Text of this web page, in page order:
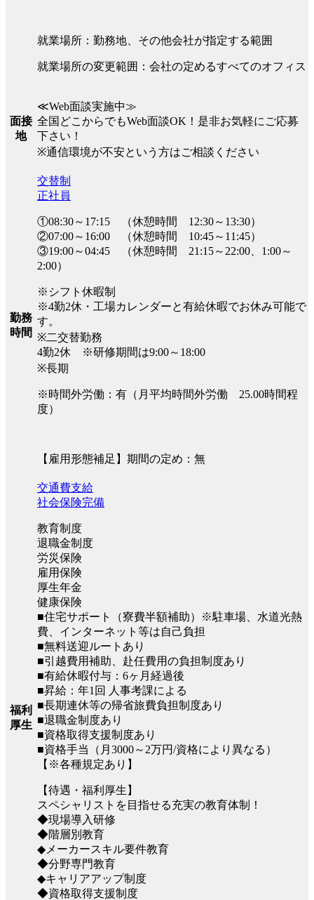
就業場所：勤務地、その他会社が指定する範囲
就業場所の変更範囲：会社の定めるすべてのオフィス
面接
地
≪Web面談実施中≫
全国どこからでもWeb面談OK！是非お気軽にご応募
下さい！
※通信環境が不安という方はご相談ください
勤務
時間
交替制
正社員
①08:30～17:15 （休憩時間 12:30～13:30）
②07:00～16:00 （休憩時間 10:45～11:45）
③19:00～04:45 （休憩時間 21:15～22:00、1:00～
2:00）
※シフト休暇制
※4勤2休・工場カレンダーと有給休暇でお休み可能で
す。
※二交替勤務
4勤2休 ※研修期間は9:00～18:00
※長期
※時間外労働：有（月平均時間外労働 25.00時間程
度）
【雇用形態補足】期間の定め：無
福利
厚生
交通費支給
社会保険完備
教育制度
退職金制度
労災保険
雇用保険
厚生年金
健康保険
■住宅サポート（寮費半額補助）※駐車場、水道光熱
費、インターネット等は自己負担
■無料送迎ルートあり
■引越費用補助、赴任費用の負担制度あり
■有給休暇付与：6ヶ月経過後
■昇給：年1回 人事考課による
■長期連休等の帰省旅費負担制度あり
■退職金制度あり
■資格取得支援制度あり
■資格手当（月3000～2万円/資格により異なる）
【※各種規定あり】
【待遇・福利厚生】
スペシャリストを目指せる充実の教育体制！
◆現場導入研修
◆階層別教育
◆メーカースキル要件教育
◆分野専門教育
◆キャリアアップ制度
◆資格取得支援制度